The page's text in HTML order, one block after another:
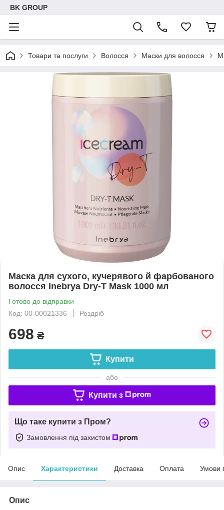
BK GROUP
Товари та послуги Волосся Маски для волосся
Маска для сухого, кучерявого й фарбованого
волосся Inebrya Dry-T Mask 1000 мл
Готово до відправки
Код: 00-00021336
Роздріб
698 ₴
Купити
або
Купити з
Що таке купити з Пром?
Замовлення під захистом
Опис Характеристики Доставка Оплата Умови
Опис